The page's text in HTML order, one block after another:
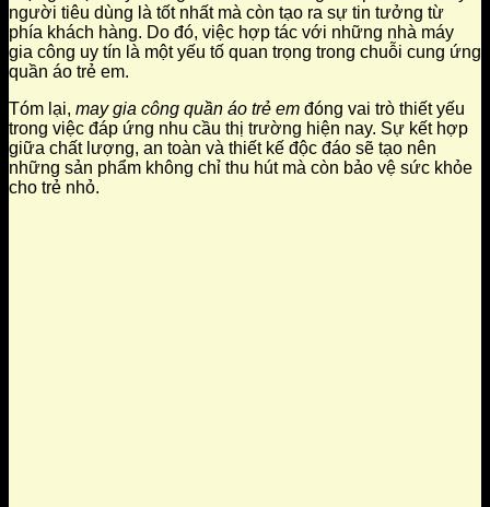
người tiêu dùng là tốt nhất mà còn tạo ra sự tin tưởng từ
phía khách hàng. Do đó, việc hợp tác với những nhà máy
gia công uy tín là một yếu tố quan trọng trong chuỗi cung ứng
quần áo trẻ em.
Tóm lại, may gia công quần áo trẻ em đóng vai trò thiết yếu
trong việc đáp ứng nhu cầu thị trường hiện nay. Sự kết hợp
giữa chất lượng, an toàn và thiết kế độc đáo sẽ tạo nên
những sản phẩm không chỉ thu hút mà còn bảo vệ sức khỏe
cho trẻ nhỏ.